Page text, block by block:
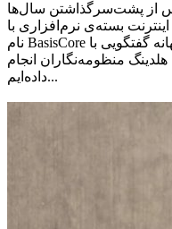
از پشت‌سرگذاشتن سال‌ها
بسته‌ی نرم‌افزاری با
نام BasisCore را عرضه کرده است. به این بهانه گفتگویی با
منظومه‌نگاران انجام
داده‌ایم...